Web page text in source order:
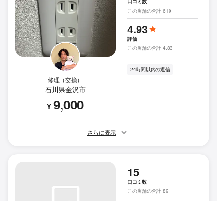
修理（交換）
石川県金沢市
¥9,000
口コミ数
この店舗の合計 619
4.93
評価
この店舗の合計 4.83
24時間以内の返信
さらに表示
15
口コミ数
この店舗の合計 89